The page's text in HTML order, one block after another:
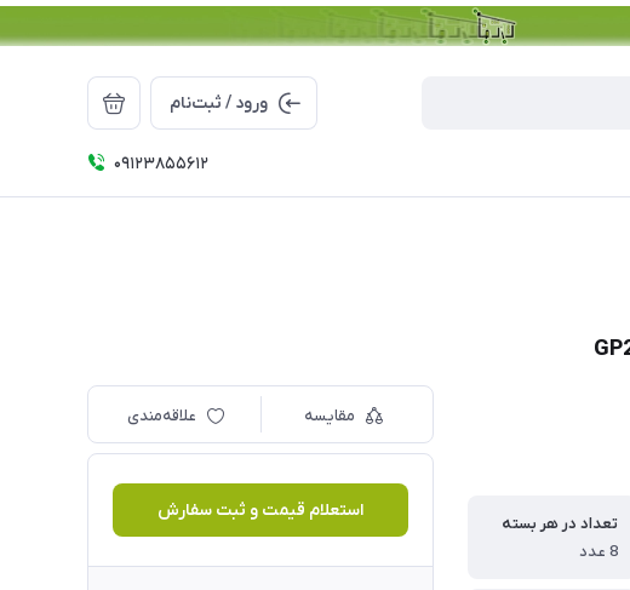
ورود / ثبت‌نام
09123855612
تعداد در هر بسته
8 عدد
مقایسه علاقه‌مندی
استعلام قیمت و ثبت سفارش